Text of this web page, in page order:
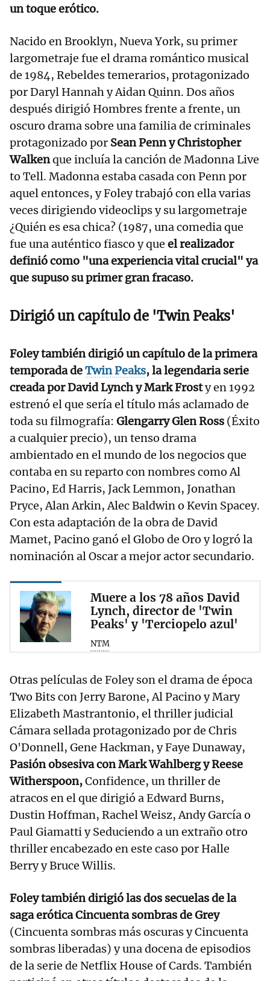
un toque erótico.
Nacido en Brooklyn, Nueva York, su primer
largometraje fue el drama romántico musical
de 1984, Rebeldes temerarios, protagonizado
por Daryl Hannah y Aidan Quinn. Dos años
después dirigió Hombres frente a frente, un
oscuro drama sobre una familia de criminales
protagonizado por Sean Penn y Christopher
Walkenque incluía la canción de Madonna Live
to Tell. Madonna estaba casada con Penn por
aquel entonces, y Foley trabajó con ella varias
veces dirigiendo videoclips y su largometraje
¿Quién es esa chica? (1987, una comedia que
fue una auténtico fiasco y que el realizador
definió como "una experiencia vital crucial" ya
que supuso su primer gran fracaso.
Dirigió un capítulo de 'Twin Peaks'
Foley también dirigió un capítulo de la primera
temporada deTwin Peaks, la legendaria serie
creada por David Lynch y Mark Frosty en 1992
estrenó el que sería el título más aclamado de
toda su filmografía: Glengarry Glen Ross (Éxito
a cualquier precio), un tenso drama
ambientado en el mundo de los negocios que
contaba en su reparto con nombres como Al
Pacino, Ed Harris, Jack Lemmon, Jonathan
Pryce, Alan Arkin, Alec Baldwin o Kevin Spacey.
Con esta adaptación de la obra de David
Mamet, Pacino ganó el Globo de Oro y logró la
nominación al Oscar a mejor actor secundario.
Muere a los 78 años David
Lynch, director de 'Twin
Peaks' y 'Terciopelo azul'
NTM
Otras películas de Foley son el drama de época
Two Bits con Jerry Barone, Al Pacino y Mary
Elizabeth Mastrantonio, el thriller judicial
Cámara sellada protagonizado por de Chris
O'Donnell, Gene Hackman, y Faye Dunaway,
Pasión obsesiva con Mark Wahlberg y Reese
Witherspoon,Confidence, un thriller de
atracos en el que dirigió a Edward Burns,
Dustin Hoffman, Rachel Weisz, Andy García o
Paul Giamatti y Seduciendo a un extraño otro
thriller encabezado en este caso por Halle
Berry y Bruce Willis.
Foley también dirigió las dos secuelas de la
saga erótica Cincuenta sombras de Grey
(Cincuenta sombras más oscuras y Cincuenta
sombras liberadas) y una docena de episodios
de la serie de Netflix House of Cards. También